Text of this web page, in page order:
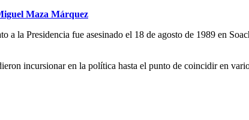
Maza Márquez
la Presidencia fue asesinado el 18 de agosto de 1989 en
incursionar en la política hasta el punto de coincidir en